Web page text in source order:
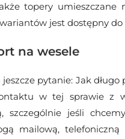
topery umieszczane
jest dostępny
na wesele
pytanie: Jak
w tej sprawie z
szczególnie jeśli
mailową,